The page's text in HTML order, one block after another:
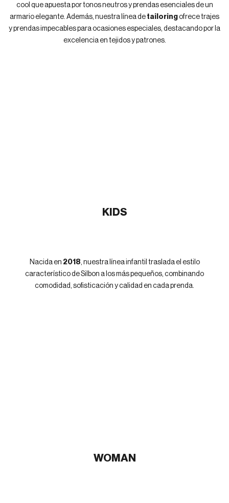
cool que apuesta por tonos neutros y prendas esenciales de un
armario elegante. Además, nuestra línea de tailoringofrece trajes
y prendas impecables para ocasiones especiales, destacando por la
excelencia en tejidos y patrones.
KIDS
Nacida en 2018, nuestra línea infantil traslada el estilo
característico de Silbon a los más pequeños, combinando
comodidad, sofisticación y calidad en cada prenda.
WOMAN